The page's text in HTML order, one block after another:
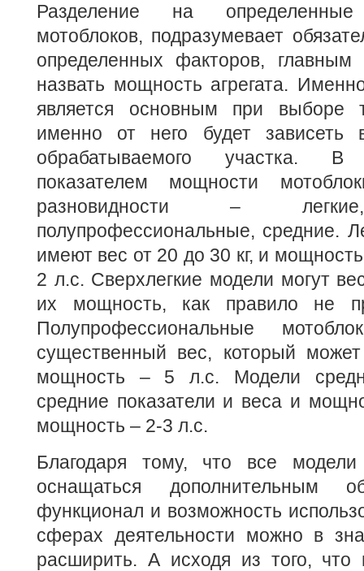
Разделение на
мотоблоков, подразумевает
определенных факторов,
назвать мощность агрегата.
является основным при выборе
именно от него будет зависеть
обрабатываемого участка. В
показателем мощности
разновидности –
полупрофессиональные, средние.
имеют вес от 20 до 30 кг, и
2 л.с. Сверхлегкие модели могут
их мощность, как правило не
Полупрофессиональные
существенный вес, который может
мощность – 5 л.с. Модели
средние показатели и веса и
мощность – 2-3 л.с.
Благодаря тому, что все модели
оснащаться дополнительным
функционал и возможность
сферах деятельности можно в
расширить. А исходя из того,